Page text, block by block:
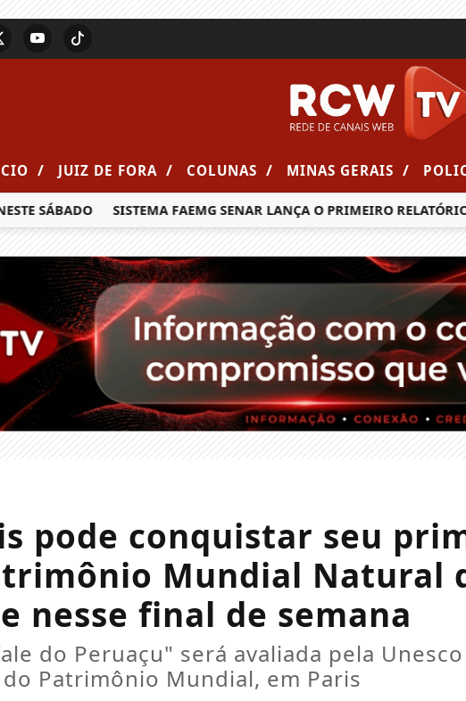
/ JUIZ DE FORA / COLUNAS / MINAS GERAIS /
SÁBADO SISTEMA FAEMG SENAR LANÇA O PRIMEIRO RELATÓRIO
pode conquistar seu
Mundial Natural
nesse final de semana
do Peruaçu" será avaliada pela Unesco
Patrimônio Mundial, em Paris